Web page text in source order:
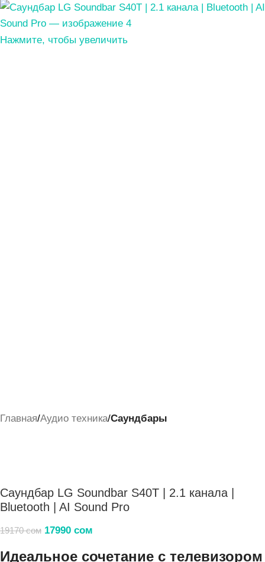
Нажмите, чтобы увеличить
Главная Аудио техника Саундбары
Саундбар LG Soundbar S40T | 2.1 канала |
Bluetooth | AI Sound Pro
19170сом 17990 сом
Идеальное сочетание с телевизором